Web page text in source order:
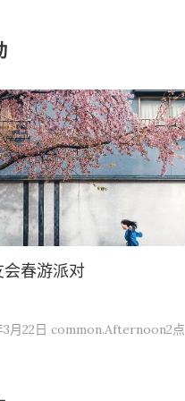
会春游派对
3月22日 common.Afternoon2点